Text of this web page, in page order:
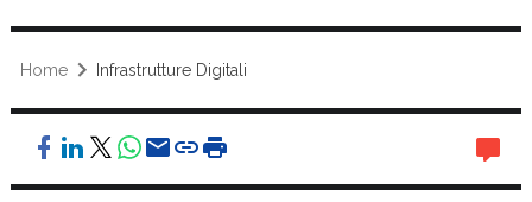
Home Infrastrutture Digitali